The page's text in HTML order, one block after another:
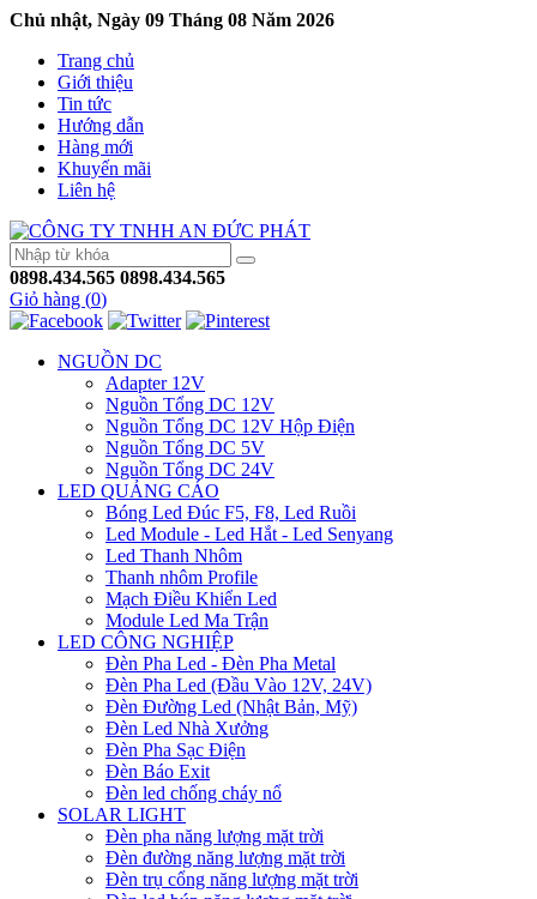
Chủ nhật, Ngày 09 Tháng 08 Năm 2026
Trang chủ
Giới thiệu
Tin tức
Hướng dẫn
Hàng mới
Khuyến mãi
Liên hệ
0898.434.565 0898.434.565
Giỏ hàng (0)
NGUỒN DC
Adapter 12V
Nguồn Tổng DC 12V
Nguồn Tổng DC 12V Hộp Điện
Nguồn Tổng DC 5V
Nguồn Tổng DC 24V
LED QUẢNG CÁO
Bóng Led Đúc F5, F8, Led Ruồi
Led Module - Led Hắt - Led Senyang
Led Thanh Nhôm
Thanh nhôm Profile
Mạch Điều Khiển Led
Module Led Ma Trận
LED CÔNG NGHIỆP
Đèn Pha Led - Đèn Pha Metal
Đèn Pha Led (Đầu Vào 12V, 24V)
Đèn Đường Led (Nhật Bản, Mỹ)
Đèn Led Nhà Xưởng
Đèn Pha Sạc Điện
Đèn Báo Exit
Đèn led chống cháy nổ
SOLAR LIGHT
Đèn pha năng lượng mặt trời
Đèn đường năng lượng mặt trời
Đèn trụ cổng năng lượng mặt trời